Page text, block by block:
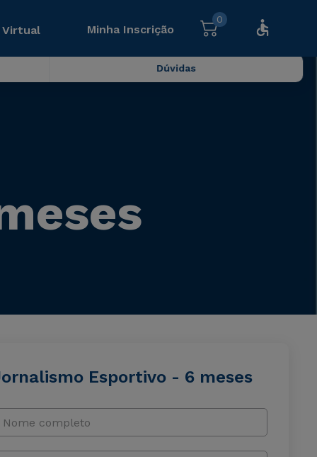
Virtual Minha Inscrição
0
Dúvidas
Esportivo - 6 meses
Nome completo